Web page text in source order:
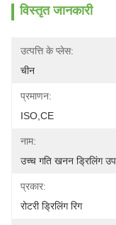
विस्तृत जानकारी
उत्पत्ति के प्लेस:
चीन
प्रमाणन:
ISO,CE
नाम:
उच्च गति खनन ड्रिलिंग
प्रकार:
रोटरी ड्रिलिंग रिग